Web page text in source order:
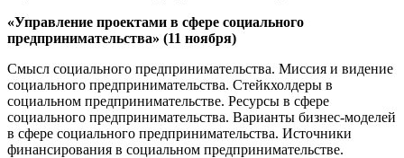
«Управление проектами в сфере социального
предпринимательства» (11 ноября)
Смысл социального предпринимательства. Миссия и видение
социального предпринимательства. Стейкхолдеры в
социальном предпринимательстве. Ресурсы в сфере
социального предпринимательства. Варианты бизнес-моделей
в сфере социального предпринимательства. Источники
финансирования в социальном предпринимательстве.